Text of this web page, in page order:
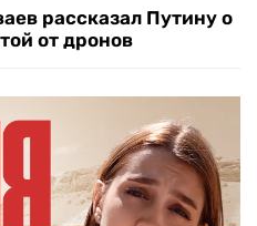
рассказал Путину о
от дронов